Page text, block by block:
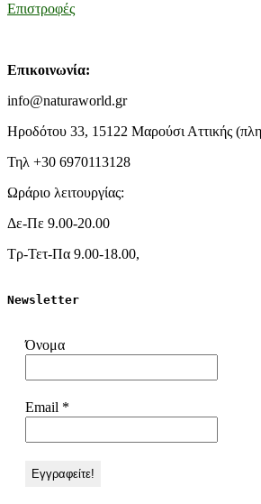
Επιστροφές
Επικοινωνία:
info@naturaworld.gr
Ηροδότου 33, 15122 Μαρούσι Αττικής
Τηλ +30 6970113128
Ωράριο λειτουργίας:
Δε-Πε 9.00-20.00
Τρ-Τετ-Πα 9.00-18.00,
Newsletter
Όνομα
Email *